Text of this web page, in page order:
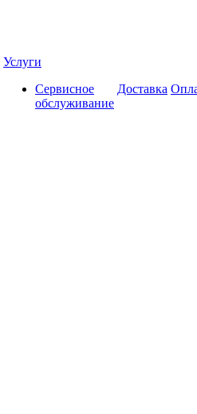
Услуги
Сервисное
обслуживание
Доставка